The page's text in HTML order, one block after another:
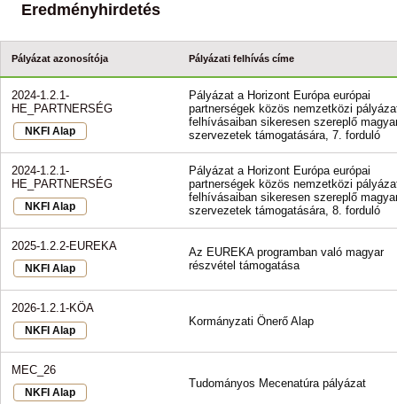
Eredményhirdetés
Pályázat azonosítója Pályázati felhívás címe
2024-1.2.1-
HE_PARTNERSÉG
NKFI Alap
Pályázat a Horizont Európa európai
partnerségek közös nemzetközi
felhívásaiban sikeresen szereplő
szervezetek támogatására, 7. forduló
2024-1.2.1-
HE_PARTNERSÉG
NKFI Alap
Pályázat a Horizont Európa európai
partnerségek közös nemzetközi
felhívásaiban sikeresen szereplő
szervezetek támogatására, 8. forduló
2025-1.2.2-EUREKA
NKFI Alap
Az EUREKA programban való magyar
részvétel támogatása
2026-1.2.1-KÖA
NKFI Alap
Kormányzati Önerő Alap
MEC_26
NKFI Alap
Tudományos Mecenatúra pályázat